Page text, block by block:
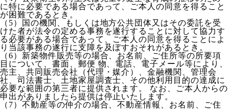
に特に必要である場合であって、ご本人の同意を得ること
が困難であるとき。
（5）国の機関、もしくは地方公共団体又はその委託を受
けた者が法令の定める事務を遂行することに対して協力す
る必要がある場合であって、ご本人の同意を得ることによ
り当該事務の遂行に支障を及ぼすおそれがあるとき。
（6）新築物件販売等の場合、お名前、ご住所等の所要項
目について、書面、郵便 物、電話、電子メール等により、
売主、共同販売会社（代理・媒介）、金融機関、管理会
社、司法書士、土地家屋調査士、その他利用目的の達成に
必要な範囲の第三者に提供されます。 なお、ご本人からの
申出がありましたら提供は停止いたします。
（7）不動産等の仲介の場合、不動産情報、お名前、ご住